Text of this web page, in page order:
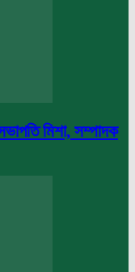
মিশা, সম্পাদক